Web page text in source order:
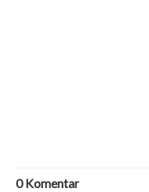
0Komentar